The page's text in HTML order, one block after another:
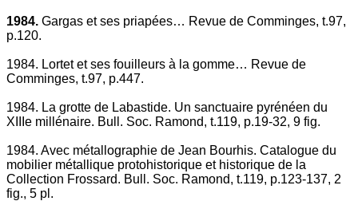
1984. Gargas et ses priapées… Revue de Comminges, t.97,
p.120.
1984. Lortet et ses fouilleurs à la gomme… Revue de
Comminges, t.97, p.447.
1984. La grotte de Labastide. Un sanctuaire pyrénéen du
XIIIe millénaire. Bull. Soc. Ramond, t.119, p.19-32, 9 fig.
1984. Avec métallographie de Jean Bourhis. Catalogue du
mobilier métallique protohistorique et historique de la
Collection Frossard. Bull. Soc. Ramond, t.119, p.123-137, 2
fig., 5 pl.